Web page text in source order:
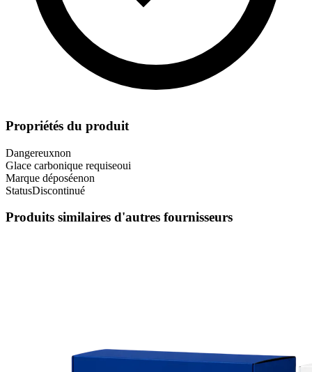
Propriétés du produit
Dangereuxnon
Glace carbonique requiseoui
Marque déposéenon
StatusDiscontinué
Produits similaires d'autres fournisseurs